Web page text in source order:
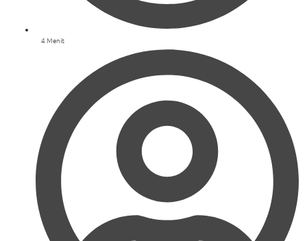
4 Menit